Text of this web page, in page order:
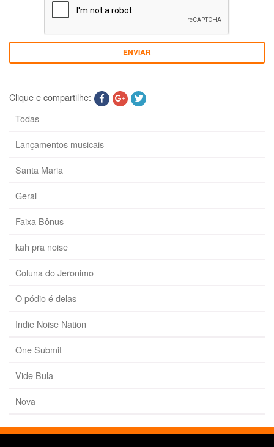
Todas
Lançamentos musicais
Santa Maria
Geral
Faixa Bônus
kah pra noise
Coluna do Jeronimo
O pódio é delas
Indie Noise Nation
One Submit
Vide Bula
Nova
ENVIAR
Clique e compartilhe: